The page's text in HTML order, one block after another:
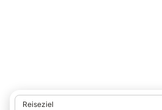
Reiseziel